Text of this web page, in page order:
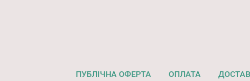
ПУБЛІЧНА ОФЕРТА ОПЛАТА